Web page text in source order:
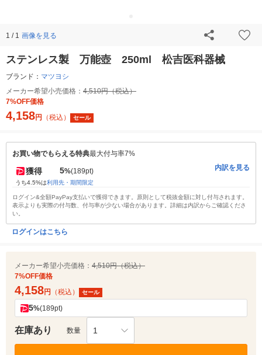
1 / 1 画像を見る
ステンレス製 万能壺 250ml 松吉医科器械
ブランド： マツヨシ
メーカー希望小売価格： 4,510円（税込）
7%OFF価格
4,158円 （税込） セール
お買い物でもらえる特典最大付与率7%
獲得 5%(189pt)
うち4.5%は利用先・期間限定
内訳を見る
ログイン&全額PayPay支払いで獲得できます。原則として税抜金額に対し付与されます。
表示よりも実際の付与数、付与率が少ない場合があります。詳細は内訳からご確認くださ
い。
ログインはこちら
メーカー希望小売価格： 4,510円（税込）
7%OFF価格
4,158円 （税込） セール
5%(189pt)
在庫あり 数量 1